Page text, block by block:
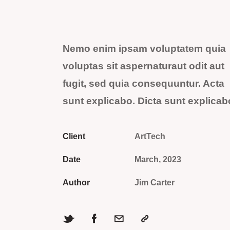
Nemo enim ipsam voluptatem quia
voluptas sit aspernaturaut odit aut
fugit, sed quia consequuntur. Acta
sunt explicabo. Dicta sunt
Client ArtTech
Date March, 2023
Author Jim Carter